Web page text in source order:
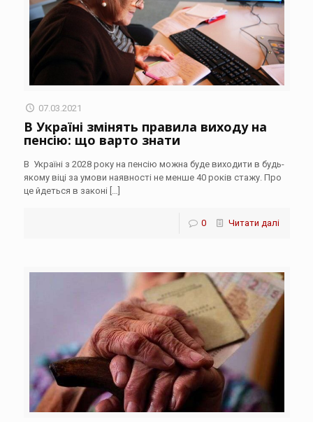
07.03.2021
В Україні змінять правила виходу на
пенсію: що варто знати
В Україні з 2028 року на пенсію можна буде виходити в будь-
якому віці за умови наявності не менше 40 років стажу. Про
це йдеться в законі […]
0 Читати далі